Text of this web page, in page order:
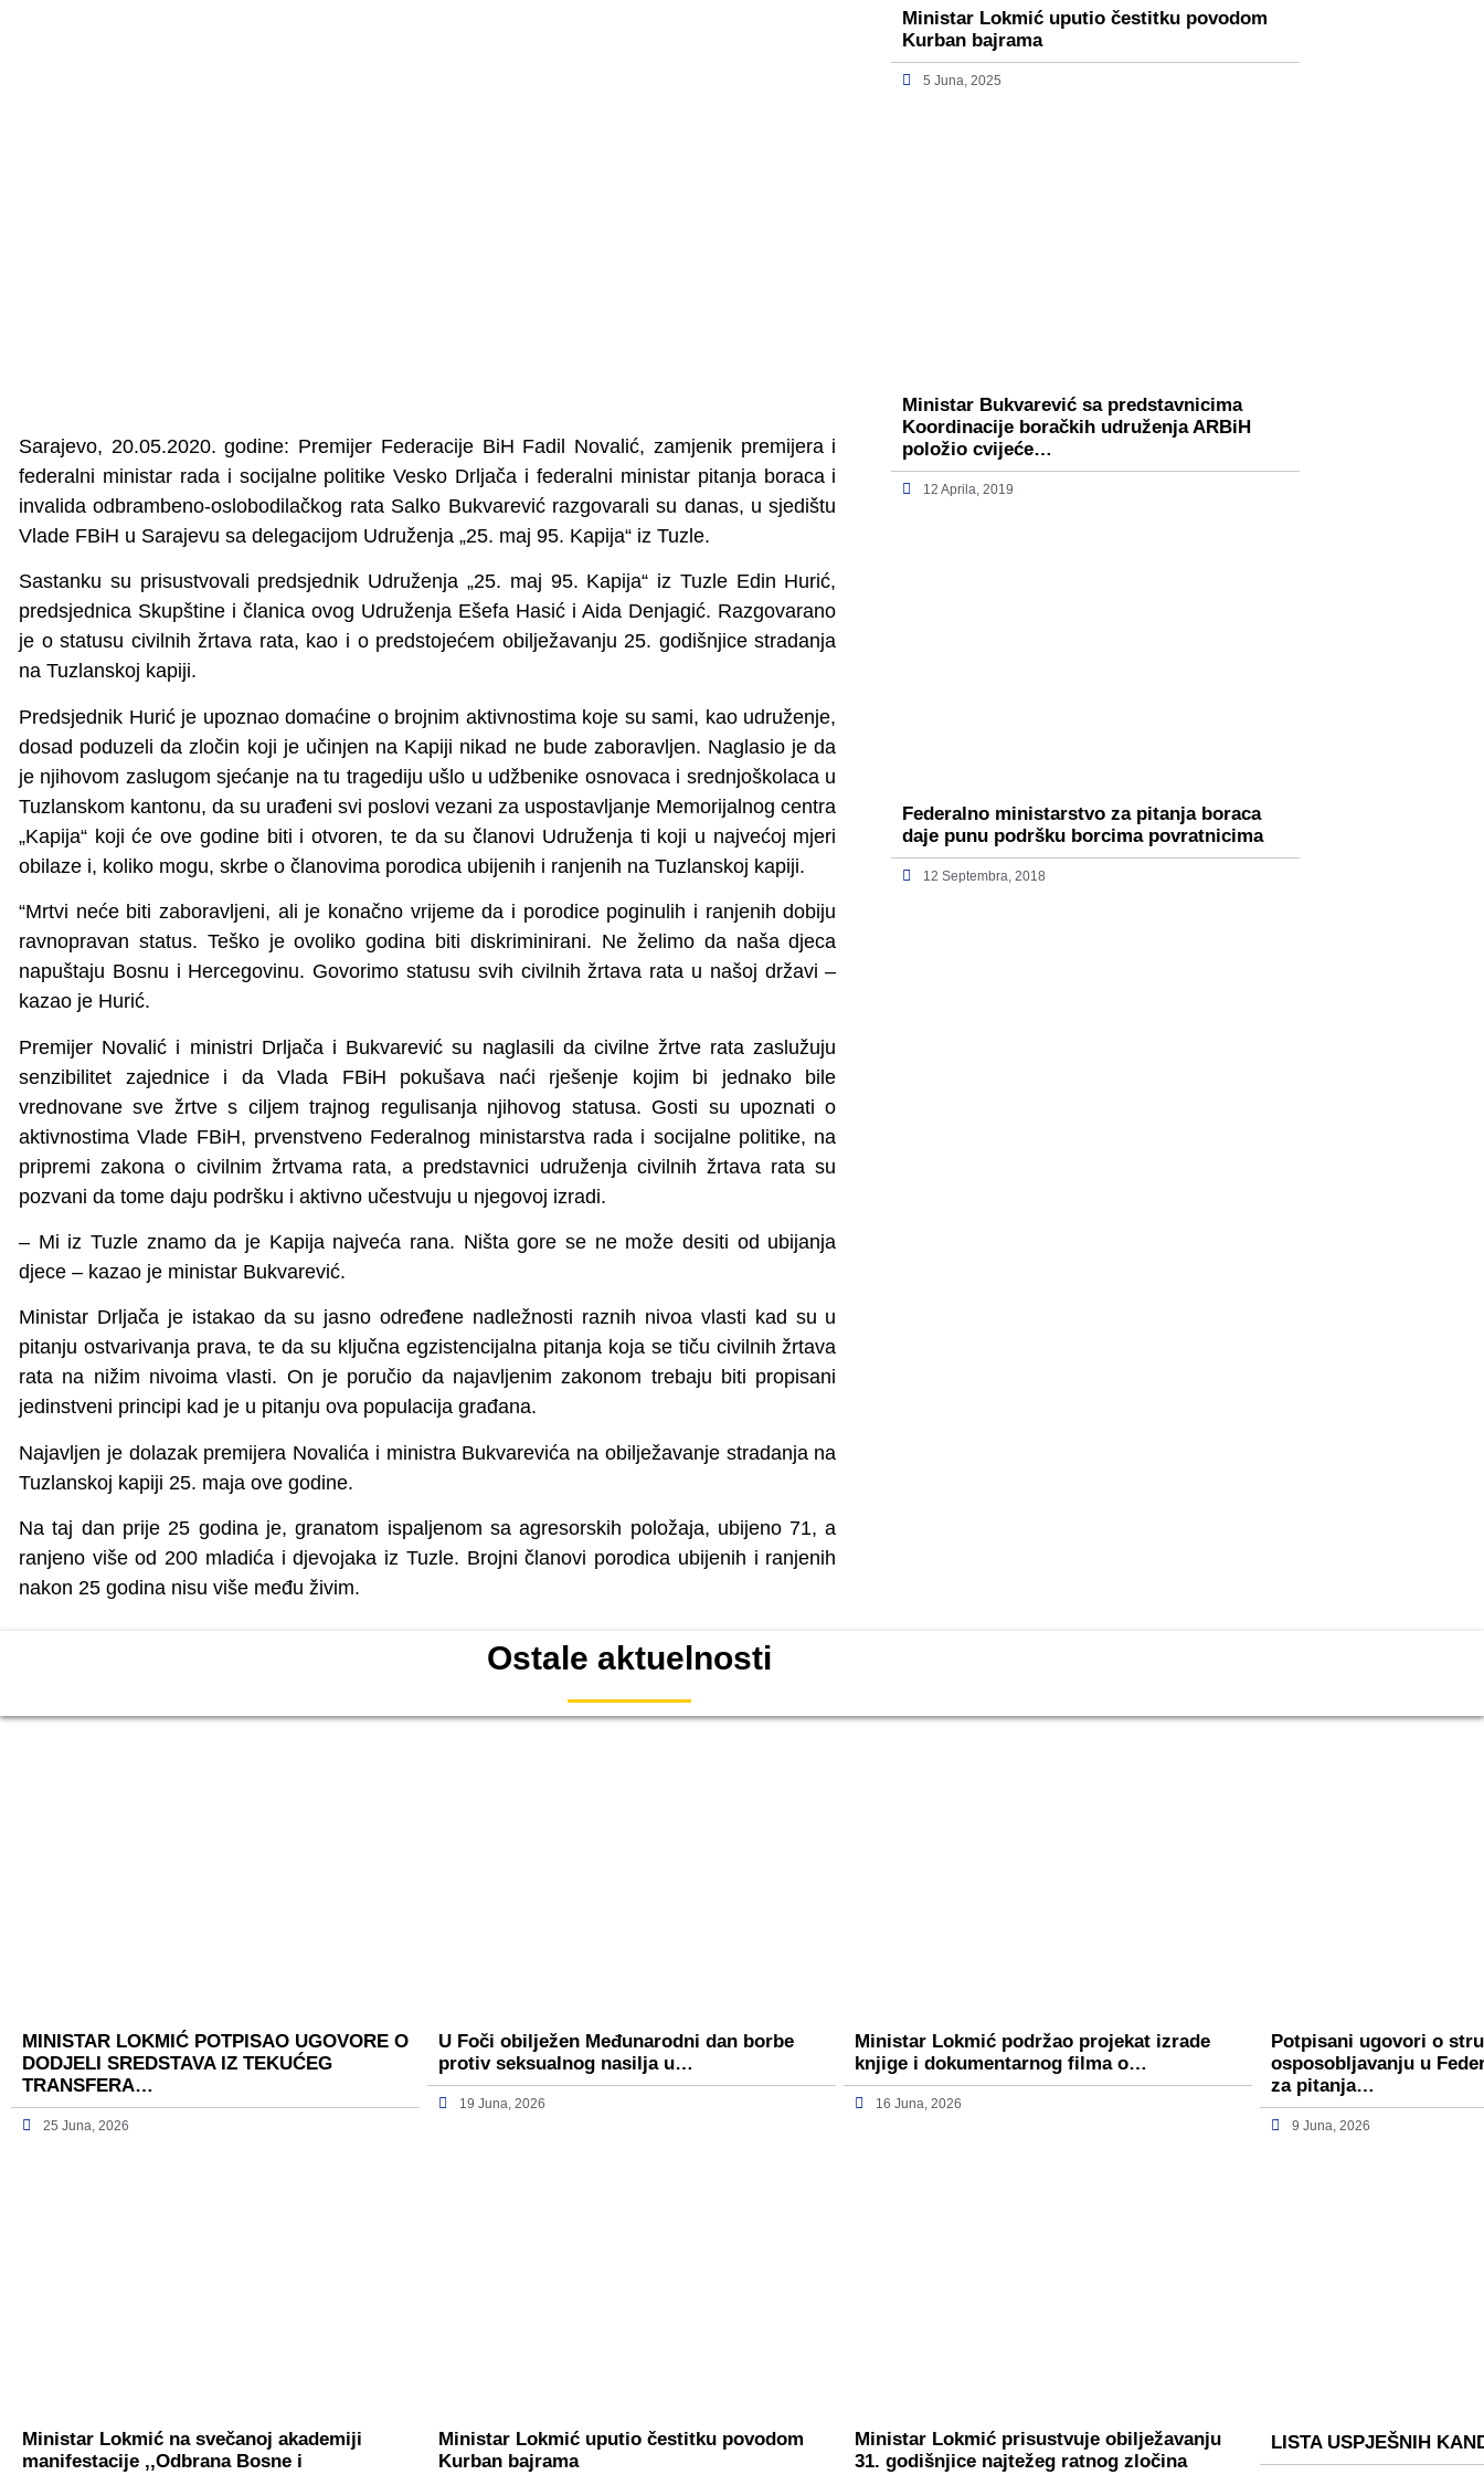
Sarajevo, 20.05.2020. godine: Premijer Federacije BiH Fadil Novalić, zamjenik premijera i
federalni ministar rada i socijalne politike Vesko Drljača i federalni ministar pitanja boraca i
invalida odbrambeno-oslobodilačkog rata Salko Bukvarević razgovarali su danas, u sjedištu
Vlade FBiH u Sarajevu sa delegacijom Udruženja „25. maj 95. Kapija“ iz Tuzle.
Sastanku su prisustvovali predsjednik Udruženja „25. maj 95. Kapija“ iz Tuzle Edin Hurić,
predsjednica Skupštine i članica ovog Udruženja Ešefa Hasić i Aida Denjagić. Razgovarano
je o statusu civilnih žrtava rata, kao i o predstojećem obilježavanju 25. godišnjice stradanja
na Tuzlanskoj kapiji.
Predsjednik Hurić je upoznao domaćine o brojnim aktivnostima koje su sami, kao udruženje,
dosad poduzeli da zločin koji je učinjen na Kapiji nikad ne bude zaboravljen. Naglasio je da
je njihovom zaslugom sjećanje na tu tragediju ušlo u udžbenike osnovaca i srednjoškolaca u
Tuzlanskom kantonu, da su urađeni svi poslovi vezani za uspostavljanje Memorijalnog centra
„Kapija“ koji će ove godine biti i otvoren, te da su članovi Udruženja ti koji u najvećoj mjeri
obilaze i, koliko mogu, skrbe o članovima porodica ubijenih i ranjenih na Tuzlanskoj kapiji.
“Mrtvi neće biti zaboravljeni, ali je konačno vrijeme da i porodice poginulih i ranjenih dobiju
ravnopravan status. Teško je ovoliko godina biti diskriminirani. Ne želimo da naša djeca
napuštaju Bosnu i Hercegovinu. Govorimo statusu svih civilnih žrtava rata u našoj državi –
kazao je Hurić.
Premijer Novalić i ministri Drljača i Bukvarević su naglasili da civilne žrtve rata zaslužuju
senzibilitet zajednice i da Vlada FBiH pokušava naći rješenje kojim bi jednako bile
vrednovane sve žrtve s ciljem trajnog regulisanja njihovog statusa. Gosti su upoznati o
aktivnostima Vlade FBiH, prvenstveno Federalnog ministarstva rada i socijalne politike, na
pripremi zakona o civilnim žrtvama rata, a predstavnici udruženja civilnih žrtava rata su
pozvani da tome daju podršku i aktivno učestvuju u njegovoj izradi.
– Mi iz Tuzle znamo da je Kapija najveća rana. Ništa gore se ne može desiti od ubijanja
djece – kazao je ministar Bukvarević.
Ministar Drljača je istakao da su jasno određene nadležnosti raznih nivoa vlasti kad su u
pitanju ostvarivanja prava, te da su ključna egzistencijalna pitanja koja se tiču civilnih žrtava
rata na nižim nivoima vlasti. On je poručio da najavljenim zakonom trebaju biti propisani
jedinstveni principi kad je u pitanju ova populacija građana.
Najavljen je dolazak premijera Novalića i ministra Bukvarevića na obilježavanje stradanja na
Tuzlanskoj kapiji 25. maja ove godine.
Na taj dan prije 25 godina je, granatom ispaljenom sa agresorskih položaja, ubijeno 71, a
ranjeno više od 200 mladića i djevojaka iz Tuzle. Brojni članovi porodica ubijenih i ranjenih
nakon 25 godina nisu više među živim.
Ministar Lokmić uputio čestitku povodom
Kurban bajrama
5 Juna, 2025
Ministar Bukvarević sa predstavnicima
Koordinacije boračkih udruženja ARBiH
položio cvijeće…
12 Aprila, 2019
Federalno ministarstvo za pitanja boraca
daje punu podršku borcima povratnicima
12 Septembra, 2018
Ostale aktuelnosti
MINISTAR LOKMIĆ POTPISAO UGOVORE O
DODJELI SREDSTAVA IZ TEKUĆEG
TRANSFERA…
25 Juna, 2026
U Foči obilježen Međunarodni dan borbe
protiv seksualnog nasilja u…
19 Juna, 2026
Ministar Lokmić podržao projekat izrade
knjige i dokumentarnog filma o…
16 Juna, 2026
Potpisani ugovori o
osposobljavanju u
za pitanja…
9 Juna, 2026
Ministar Lokmić na svečanoj akademiji
manifestacije ,,Odbrana Bosne i
Ministar Lokmić uputio čestitku povodom
Kurban bajrama
Ministar Lokmić prisustvuje obilježavanju
31. godišnjice najtežeg ratnog zločina
LISTA USPJEŠNIH